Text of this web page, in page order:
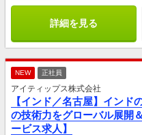
詳細を見る
NEW 正社員
アイティップス株式会社
【インド／名古屋】イン
の技術力をグローバル展開
ービス求人】